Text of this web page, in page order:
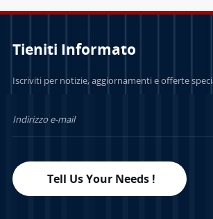
Tieniti Informato
Iscriviti per notizie, aggiornamenti e offerte
Tell Us Your Needs !